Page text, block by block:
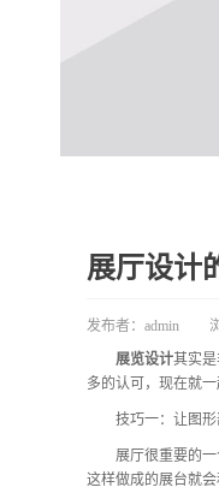
展厅设计
发布者： admin
展览设计其实
多的认可，现在就
技巧一：让图形
展厅很重要的一
这样做成的展台就